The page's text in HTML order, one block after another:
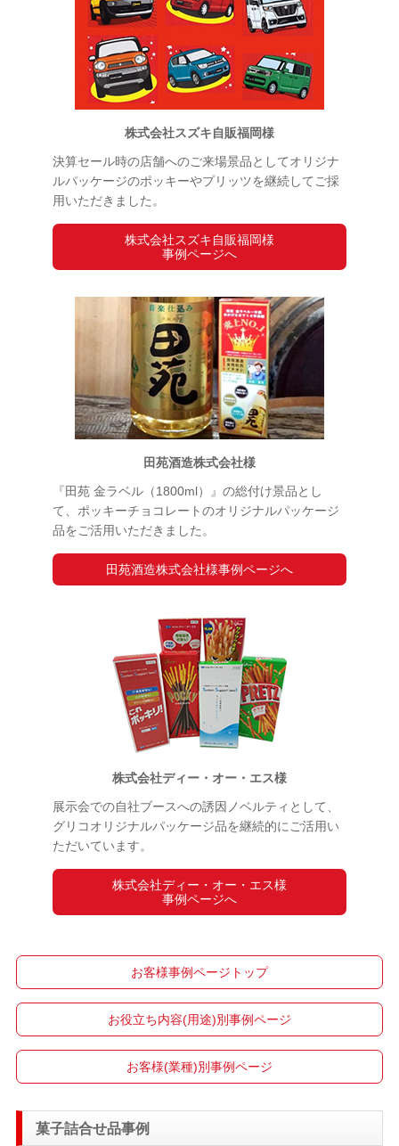
株式会社スズキ自販福岡様
決算セール時の店舗へのご来場景品としてオリジナ
ルパッケージのポッキーやプリッツを継続してご採
用いただきました。
株式会社スズキ自販福岡様
事例ページへ
田苑酒造株式会社様
『田苑 金ラベル（1800ml）』の総付け景品とし
て、ポッキーチョコレートのオリジナルパッケージ
品をご活用いただきました。
田苑酒造株式会社様事例ページへ
株式会社ディー・オー・エス様
展示会での自社ブースへの誘因ノベルティとして、
グリコオリジナルパッケージ品を継続的にご活用い
ただいています。
株式会社ディー・オー・エス様
事例ページへ
お客様事例ページトップ
お役立ち内容(用途)別事例ページ
お客様(業種)別事例ページ
菓子詰合せ品事例